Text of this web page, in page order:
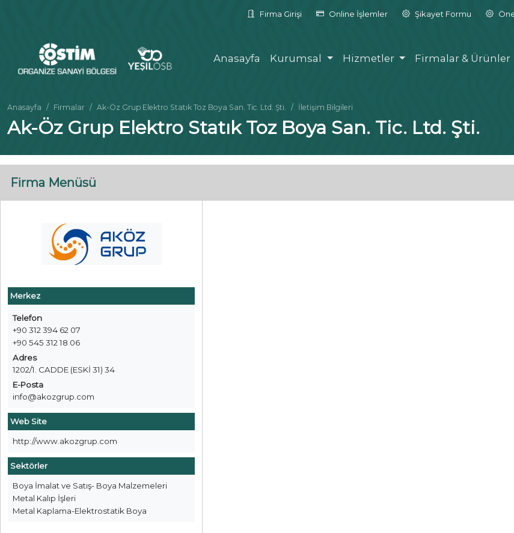
Firma Girişi Online İşlemler Şikayet Formu
Anasayfa Kurumsal Hizmetler Firmalar & Ürünler
Anasayfa Firmalar Ak-Öz Grup Elektro Statık Toz Boya San. Tic. Ltd. Şti. İletişim Bilgileri
Ak-Öz Grup Elektro Statık Toz Boya San. Tic. Ltd. Şti.
Firma Menüsü
Merkez
Telefon
+90 312 394 62 07
+90 545 312 18 06
Adres
1202/1. CADDE (ESKİ 31) 34
E-Posta
info@akozgrup.com
Web Site
http://www.akozgrup.com
Sektörler
Boya İmalat ve Satış- Boya Malzemeleri
Metal Kalıp İşleri
Metal Kaplama-Elektrostatik Boya